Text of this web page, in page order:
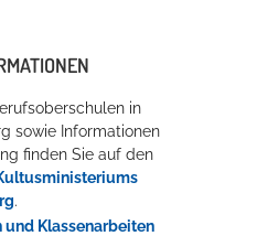
in
sowie Informationen
finden Sie auf den
.
Klassenarbeiten